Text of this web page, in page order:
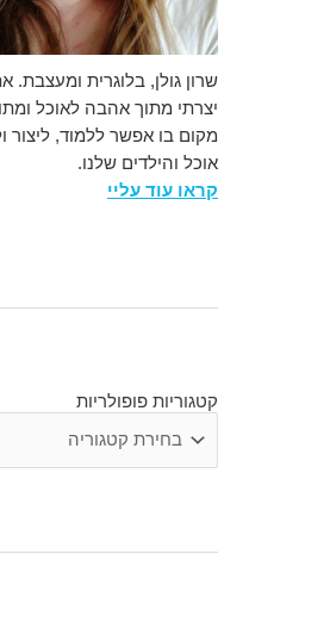
שרון גולן, בלוגרית ומעצבת.
יצרתי מתוך אהבה לאוכל
מקום בו אפשר ללמוד, ליצור
אוכל והילדים שלנו.
קראו עוד עליי
קטגוריות פופולריות
קטגוריות
פופולריות